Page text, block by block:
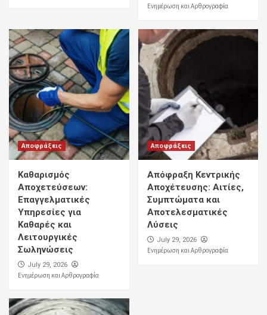
Ενημέρωση και Αρθρογραφία
Αποφράξεις
Καθαρισμός
Αποχετεύσεων:
Επαγγελματικές
Υπηρεσίες για
Καθαρές και
Λειτουργικές
Σωληνώσεις
July 29, 2026
Ενημέρωση και Αρθρογραφία
Αποφράξεις
Απόφραξη Κεντρικής
Αποχέτευσης: Αιτίες,
Συμπτώματα και
Αποτελεσματικές
Λύσεις
July 29, 2026
Ενημέρωση και Αρθρογραφία